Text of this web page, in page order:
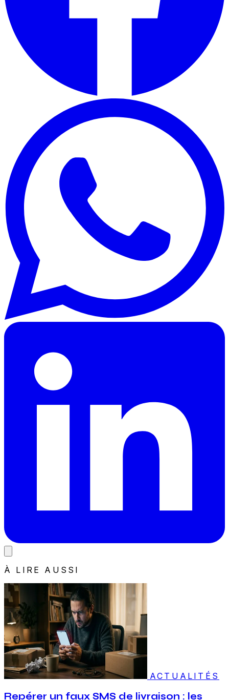
À LIRE AUSSI
ACTUALITÉS
Repérer un faux SMS de livraison : les